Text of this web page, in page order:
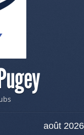
août 2026